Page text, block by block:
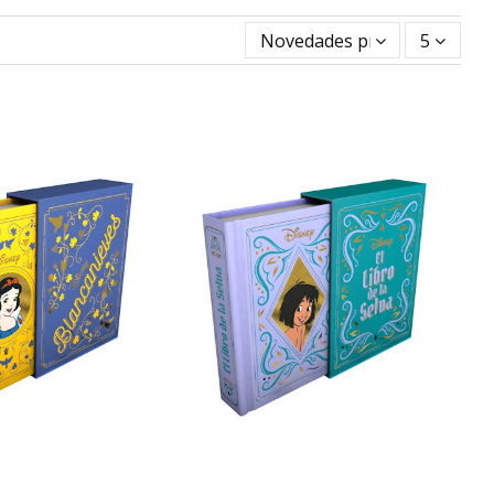
Novedades primero5